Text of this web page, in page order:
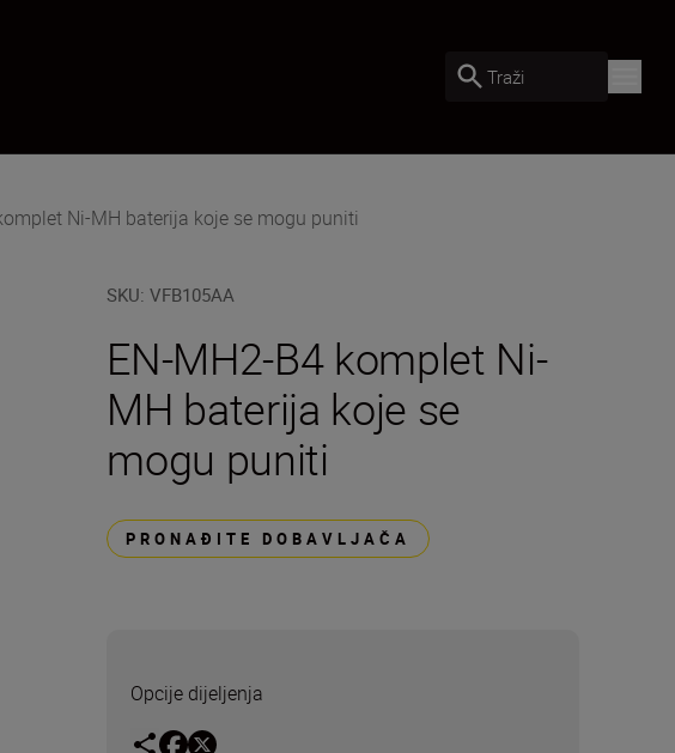
Traži
Ni-MH baterija koje se mogu puniti
SKU:VFB105AA
EN-MH2-B4 komplet Ni-
MH baterija koje se
mogu puniti
PRONAĐITE DOBAVLJAČA
Opcije dijeljenja